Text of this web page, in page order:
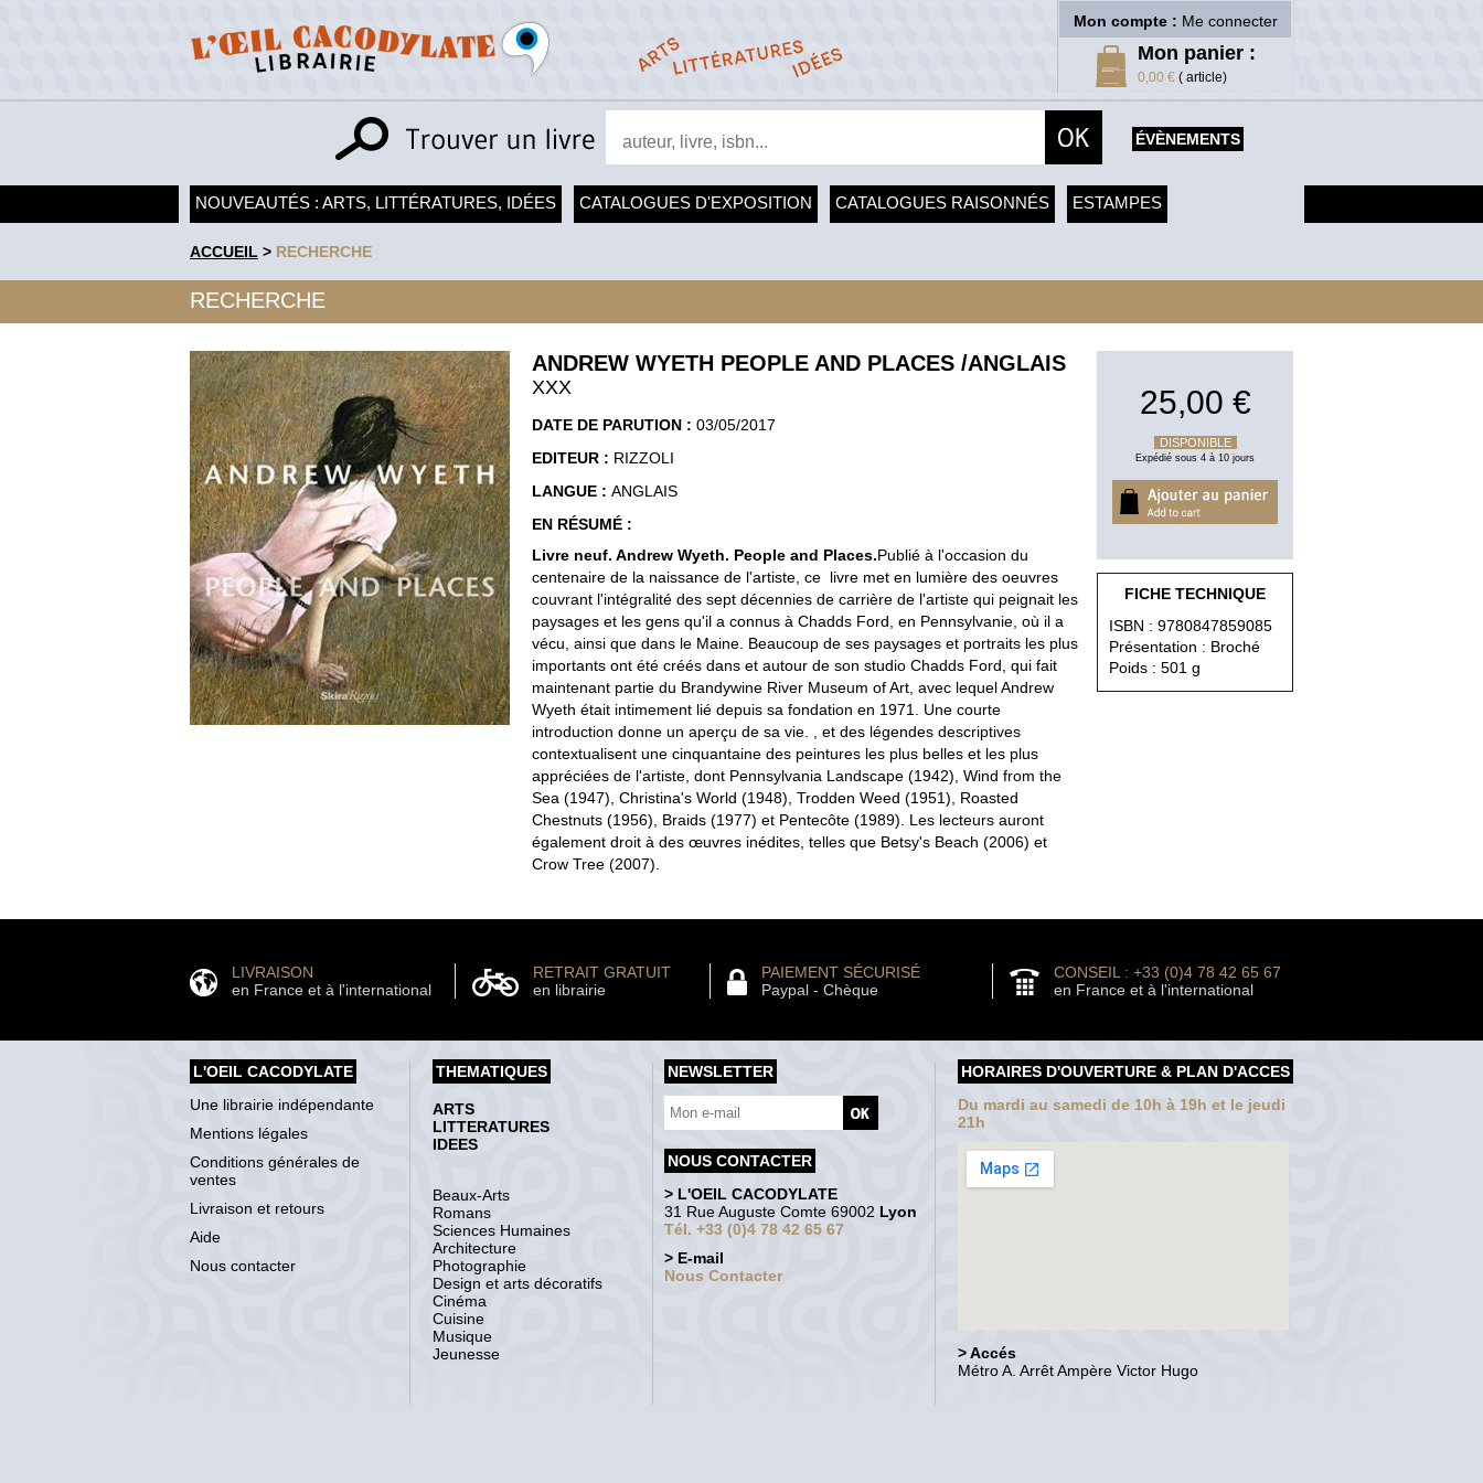
Mon compte : Me connecter
Mon panier :
0,00 € ( article)
ÉVÈNEMENTS
NOUVEAUTÉS : ARTS, LITTÉRATURES, IDÉES CATALOGUES D'EXPOSITION CATALOGUES RAISONNÉS ESTAMPES
ACCUEIL > RECHERCHE
RECHERCHE
ANDREW WYETH PEOPLE AND PLACES /ANGLAIS
XXX
DATE DE PARUTION : 03/05/2017
EDITEUR : RIZZOLI
LANGUE : ANGLAIS
EN RÉSUMÉ :
Livre neuf. Andrew Wyeth. People and Places.Publié à l'occasion du
centenaire de la naissance de l'artiste, ce livre met en lumière des oeuvres
couvrant l'intégralité des sept décennies de carrière de l'artiste qui peignait les
paysages et les gens qu'il a connus à Chadds Ford, en Pennsylvanie, où il a
vécu, ainsi que dans le Maine. Beaucoup de ses paysages et portraits les plus
importants ont été créés dans et autour de son studio Chadds Ford, qui fait
maintenant partie du Brandywine River Museum of Art, avec lequel Andrew
Wyeth était intimement lié depuis sa fondation en 1971. Une courte
introduction donne un aperçu de sa vie. , et des légendes descriptives
contextualisent une cinquantaine des peintures les plus belles et les plus
appréciées de l'artiste, dont Pennsylvania Landscape (1942), Wind from the
Sea (1947), Christina's World (1948), Trodden Weed (1951), Roasted
Chestnuts (1956), Braids (1977) et Pentecôte (1989). Les lecteurs auront
également droit à des œuvres inédites, telles que Betsy's Beach (2006) et
Crow Tree (2007).
25,00 €
DISPONIBLE
Expédié sous 4 à 10 jours
FICHE TECHNIQUE
ISBN : 9780847859085
Présentation : Broché
Poids : 501 g
LIVRAISON
en France et à l'international
RETRAIT GRATUIT
en librairie
PAIEMENT SÉCURISÉ
Paypal - Chèque
CONSEIL : +33 (0)4 78 42 65 67
en France et à l'international
L'OEIL CACODYLATE
Une librairie indépendante
Mentions légales
Conditions générales de
ventes
Livraison et retours
Aide
Nous contacter
THEMATIQUES
ARTS
LITTERATURES
IDEES
Beaux-Arts
Romans
Sciences Humaines
Architecture
Photographie
Design et arts décoratifs
Cinéma
Cuisine
Musique
Jeunesse
NEWSLETTER
NOUS CONTACTER
> L'OEIL CACODYLATE
31 Rue Auguste Comte 69002 Lyon
Tél. +33 (0)4 78 42 65 67
> E-mail
Nous Contacter
HORAIRES D'OUVERTURE & PLAN D'ACCES
Du mardi au samedi de 10h à 19h et le jeudi
21h
> Accés
Métro A. Arrêt Ampère Victor Hugo